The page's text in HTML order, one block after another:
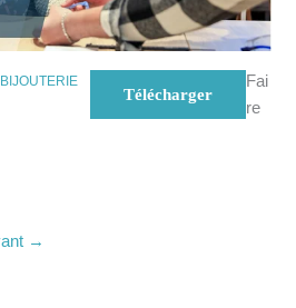
Télécharger
Fai
re
→